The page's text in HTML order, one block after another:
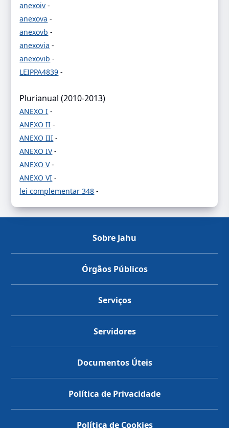
anexoiv -
anexova -
anexovb -
anexovia -
anexovib -
LEIPPA4839 -
Plurianual (2010-2013)
ANEXO I -
ANEXO II -
ANEXO III -
ANEXO IV-
ANEXO V-
ANEXO VI -
lei complementar 348 -
Sobre Jahu
Órgãos Públicos
Serviços
Servidores
Documentos Úteis
Política de Privacidade
Política de Cookies